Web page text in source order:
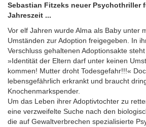
Sebastian Fitzeks neuer Psychothriller
Jahreszeit ...
Vor elf Jahren wurde Alma als Baby unter
Umständen zur Adoption freigegeben. In
Verschluss gehaltenen Adoptionsakte
»Identität der Eltern darf unter keinen
kommen! Mutter droht Todesgefahr!!!«
lebensgefährlich erkrankt und braucht
Knochenmarkspender.
Um das Leben ihrer Adoptivtochter zu
eine verzweifelte Suche nach den
die auf Gewaltverbrechen spezialisierte